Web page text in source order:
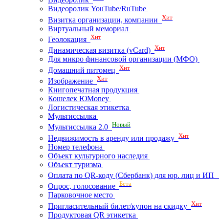
Видеоролик YouTube/RuTube
Визитка организации, компании Хит
Виртуальный мемориал
Геолокация Хит
Динамическая визитка (vCard) Хит
Для микро финансовой организации (МФО)
Домашний питомец Хит
Изображение Хит
Книгопечатная продукция
Кошелек ЮMoney
Логистическая этикетка
Мультиссылка
Мультиссылка 2.0 Новый
Недвижимость в аренду или продажу Хит
Номер телефона
Объект культурного наследия
Объект туризма
Оплата по QR-коду (Сбербанк) для юр. лиц и ИП
Опрос, голосование Бета
Парковочное место
Пригласительный билет/купон на скидку Хит
Продуктовая QR этикетка